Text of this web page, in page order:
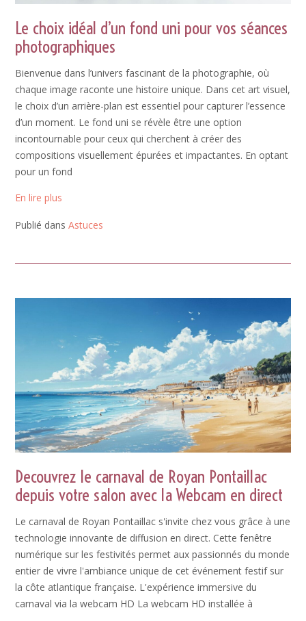
Le choix idéal d’un fond uni pour vos séances
photographiques
Bienvenue dans l’univers fascinant de la photographie, où
chaque image raconte une histoire unique. Dans cet art visuel,
le choix d’un arrière-plan est essentiel pour capturer l’essence
d’un moment. Le fond uni se révèle être une option
incontournable pour ceux qui cherchent à créer des
compositions visuellement épurées et impactantes. En optant
pour un fond
En lire plus
Publié dans Astuces
Decouvrez le carnaval de Royan Pontaillac
depuis votre salon avec la Webcam en direct
Le carnaval de Royan Pontaillac s'invite chez vous grâce à une
technologie innovante de diffusion en direct. Cette fenêtre
numérique sur les festivités permet aux passionnés du monde
entier de vivre l'ambiance unique de cet événement festif sur
la côte atlantique française. L'expérience immersive du
carnaval via la webcam HD La webcam HD installée à